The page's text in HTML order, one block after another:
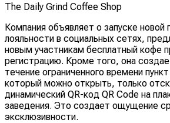
The Daily Grind Coffee Shop
Компания объявляет о запуске
лояльности в социальных сетях,
новым участникам бесплатный кофе
регистрацию. Кроме того, она
течение ограниченного времени
который можно открыть, только
динамический QR-код QR Code на
заведения. Это создает ощущение
эксклюзивности.